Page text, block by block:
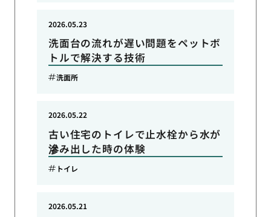
洗面台の流れが遅い問題をペットボ
トルで解決する技術
2026.05.23
洗面所
古い住宅のトイレで止水栓から水が
滲み出した時の体験
2026.05.22
トイレ
2026.05.21